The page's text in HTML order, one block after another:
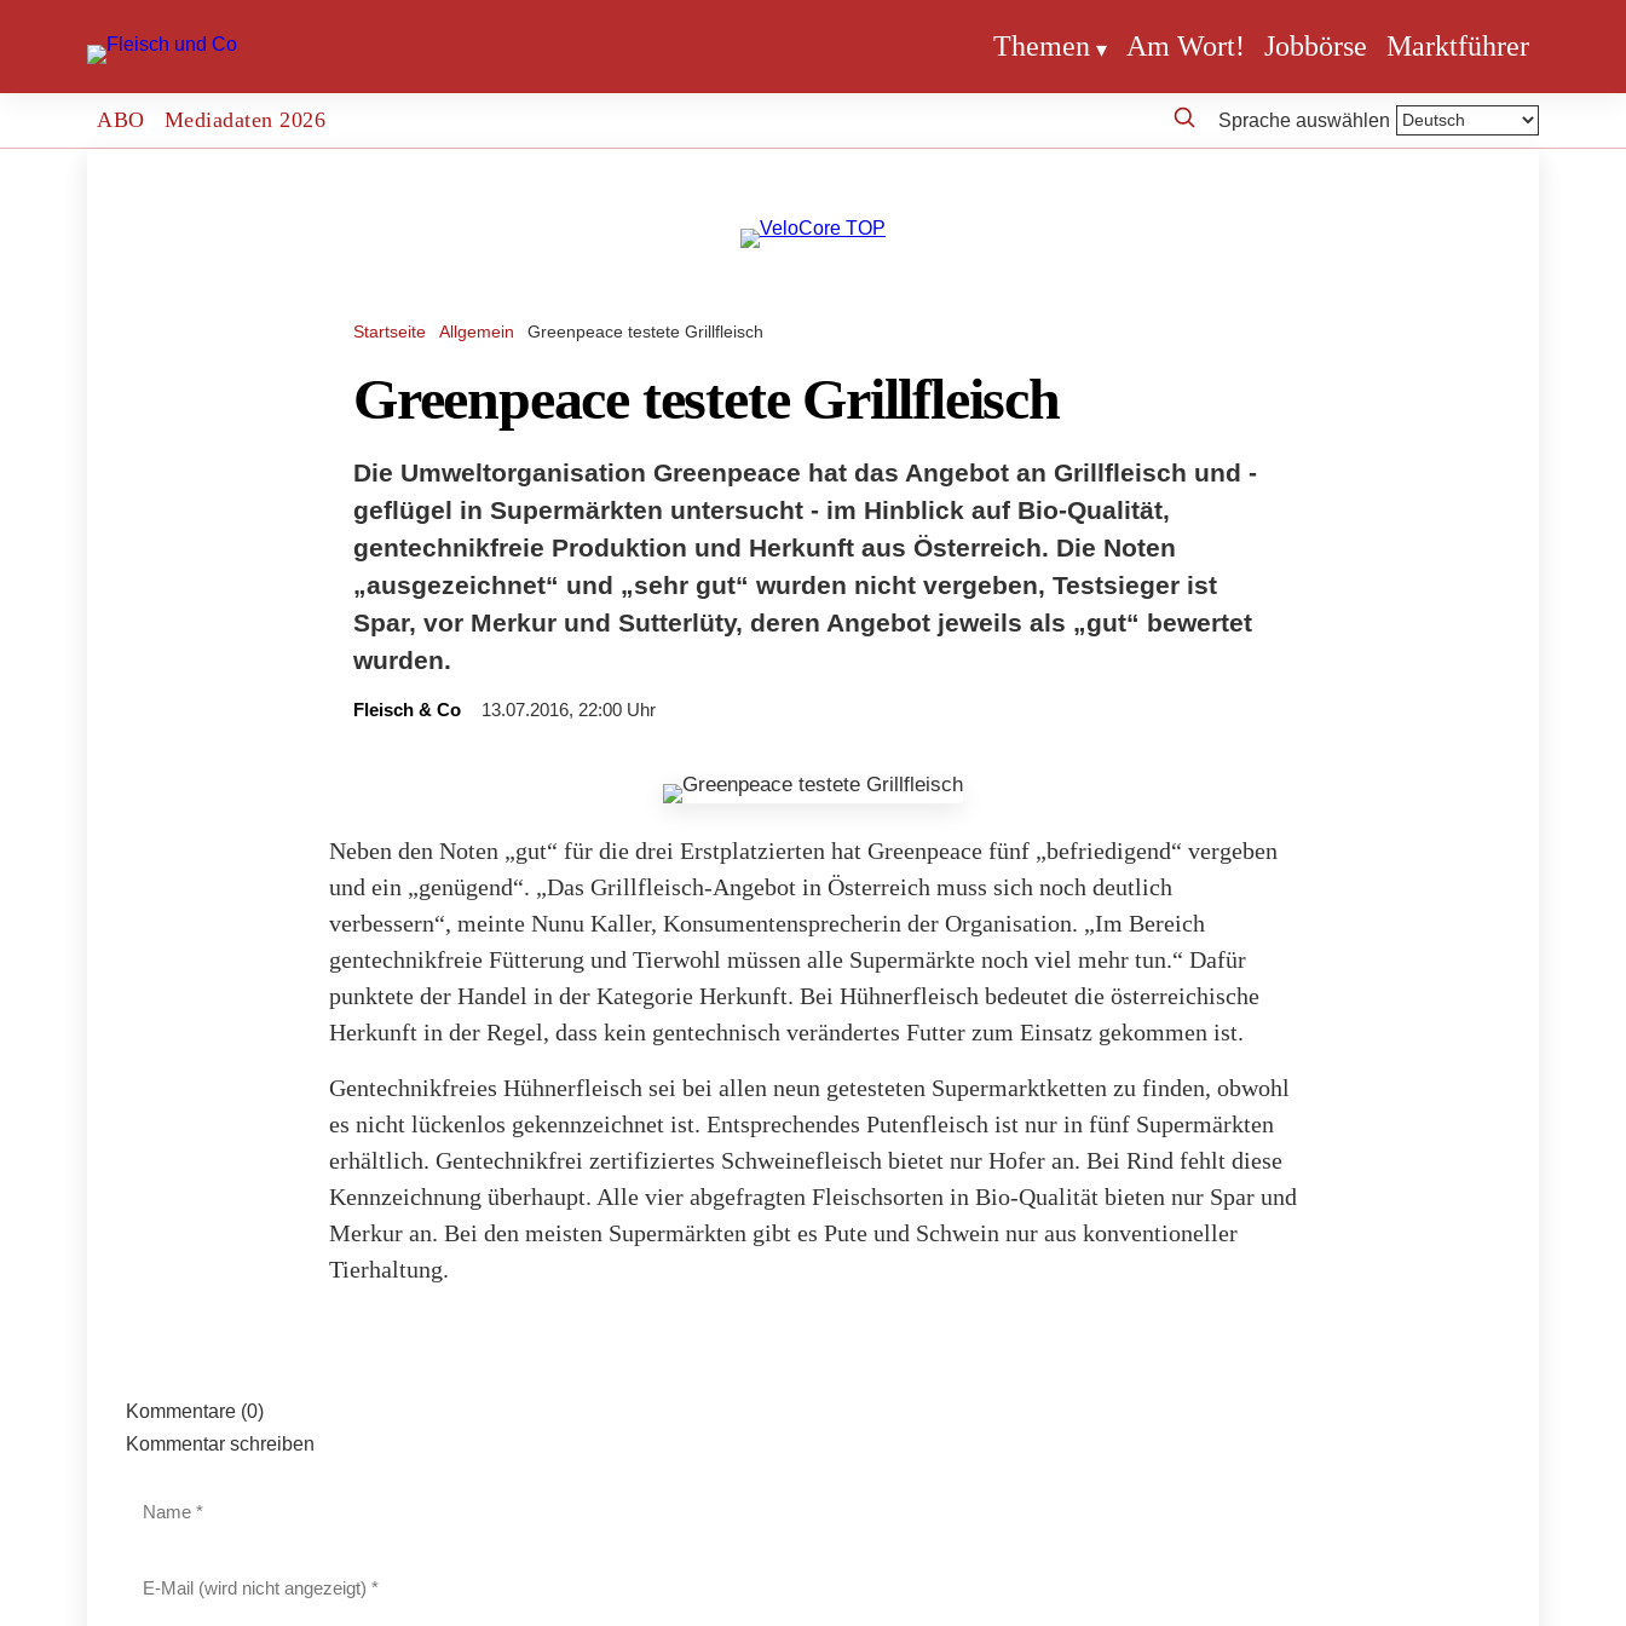
Themen Am Wort! Jobbörse Marktführer
ABO Mediadaten 2026 Sprache auswählen
Startseite Allgemein Greenpeace testete Grillfleisch
Greenpeace testete Grillfleisch
Die Umweltorganisation Greenpeace hat das Angebot an Grillfleisch und -
geflügel in Supermärkten untersucht - im Hinblick auf Bio-Qualität,
gentechnikfreie Produktion und Herkunft aus Österreich. Die Noten
„ausgezeichnet“ und „sehr gut“ wurden nicht vergeben, Testsieger ist
Spar, vor Merkur und Sutterlüty, deren Angebot jeweils als „gut“ bewertet
wurden.
Fleisch & Co 13.07.2016, 22:00 Uhr
Neben den Noten „gut“ für die drei Erstplatzierten hat Greenpeace fünf „befriedigend“ vergeben
und ein „genügend“. „Das Grillfleisch-Angebot in Österreich muss sich noch deutlich
verbessern“, meinte Nunu Kaller, Konsumentensprecherin der Organisation. „Im Bereich
gentechnikfreie Fütterung und Tierwohl müssen alle Supermärkte noch viel mehr tun.“ Dafür
punktete der Handel in der Kategorie Herkunft. Bei Hühnerfleisch bedeutet die österreichische
Herkunft in der Regel, dass kein gentechnisch verändertes Futter zum Einsatz gekommen ist.
Gentechnikfreies Hühnerfleisch sei bei allen neun getesteten Supermarktketten zu finden, obwohl
es nicht lückenlos gekennzeichnet ist. Entsprechendes Putenfleisch ist nur in fünf Supermärkten
erhältlich. Gentechnikfrei zertifiziertes Schweinefleisch bietet nur Hofer an. Bei Rind fehlt diese
Kennzeichnung überhaupt. Alle vier abgefragten Fleischsorten in Bio-Qualität bieten nur Spar und
Merkur an. Bei den meisten Supermärkten gibt es Pute und Schwein nur aus konventioneller
Tierhaltung.
Kommentare (0)
Kommentar schreiben